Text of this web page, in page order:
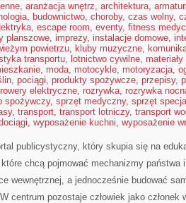
, aranżacja wnętrz, architektura,
, budownictwo, choroby, czas wolny,
, escape room, eventy, fitness
planszowe, imprezy, instalacje domowe,
powietrzu, kluby muzyczne,
transportu, lotnictwo cywilne,
, moda, motocykle, motoryzacja,
, pociągi, produkty spożywcze, przepisy,
rowery elektryczne, rozrywka, rozrywka
spożywczy, sprzęt medyczny, sprzęt
, transport, transport lotniczy, transport
, wyposażenie kuchni, wyposażenie
publicystyczny, który skupia się na
chcą pojmować mechanizmy państwa
wewnętrznej, a jednocześnie budować
centrum pozostaje człowiek jako